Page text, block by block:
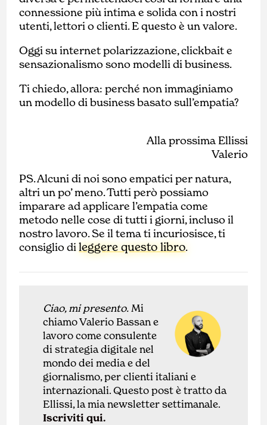
connessione più intima e solida con i nostri
utenti, lettori o clienti. E questo è un valore.
Oggi su internet polarizzazione, clickbait e
sensazionalismo sono modelli di business.
Ti chiedo, allora: perché non immaginiamo
un modello di business basato sull’empatia?
Alla prossima Ellissi
Valerio
PS. Alcuni di noi sono empatici per natura,
altri un po’ meno. Tutti però possiamo
imparare ad applicare l’empatia come
metodo nelle cose di tutti i giorni, incluso il
nostro lavoro. Se il tema ti incuriosisce, ti
consiglio dileggere questo libro.
Ciao, mi presento.Mi
chiamo Valerio Bassan e
lavoro comeconsulente
distrategia digitale nel
mondo dei media e del
giornalismo, per clienti italiani e
internazionali.Questo post è tratto da
Ellissi, la mia newsletter settimanale.
Iscriviti qui.